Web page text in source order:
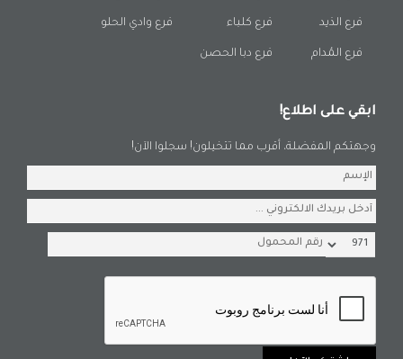
فرع الذيد
فرع المُدام
فرع كلباء
فرع دبا الحصن
فرع وادي الحلو
ابقي على اطلاع!
وجهتكم المفضلة، أقرب مما تتخيلون! سجلوا الآن!